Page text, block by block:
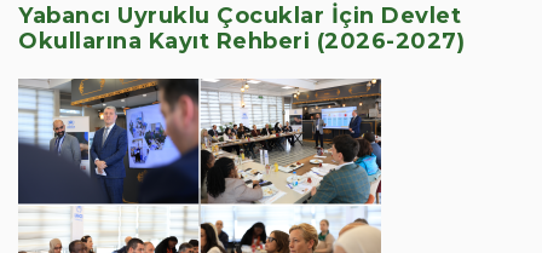
Yabancı Uyruklu Çocuklar İçin Devlet
Okullarına Kayıt Rehberi (2026-2027)